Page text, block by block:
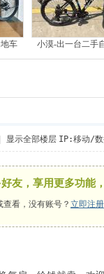
车 小漠-出一台二手
显示全部楼层 IP:移动/数
友，享用更多功能
查看，没有账号？ 立即注册